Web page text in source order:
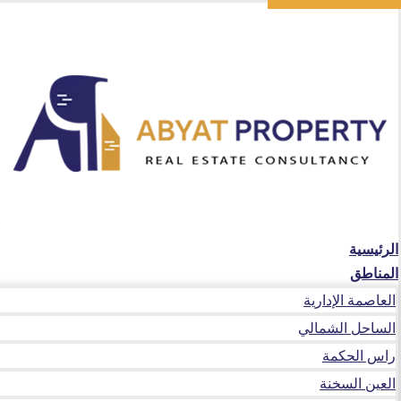
الرئيسية
المناطق
العاصمة الإدارية
الساحل الشمالي
راس الحكمة
العين السخنة